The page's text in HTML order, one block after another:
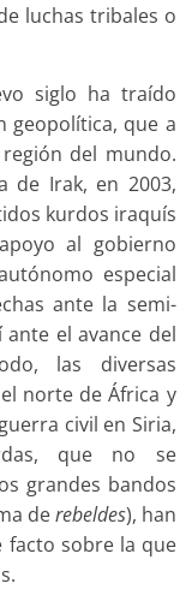
luchas tribales o
siglo ha traído
geopolítica, que a
del mundo.
de Irak, en 2003,
kurdos iraquís
al gobierno
especial
ante la semi-
el avance del
las diversas
norte de África y
civil en Siria,
que no se
grandes bandos
derebeldes), han
facto sobre la que